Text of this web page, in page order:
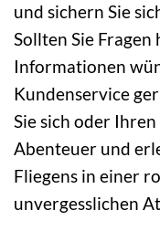
und sichern Sie
Sollten Sie
Informationen
Kundenservice
Sie sich oder
Abenteuer und
Fliegens in einer
unvergesslichen